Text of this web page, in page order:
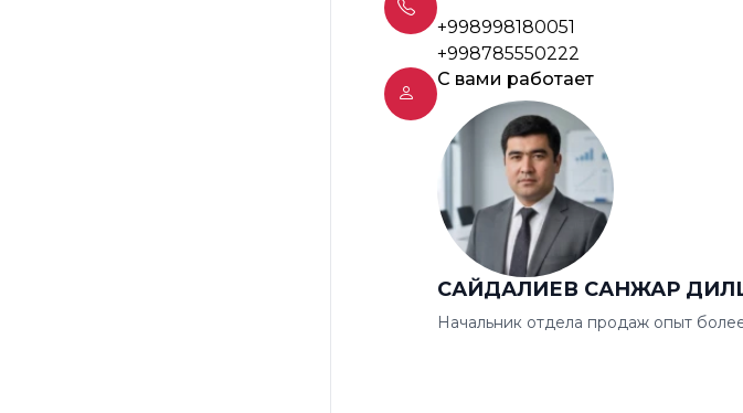
+998998180051
+998785550222
С вами работает
САЙДАЛИЕВ САНЖАР
Начальник отдела продаж опыт